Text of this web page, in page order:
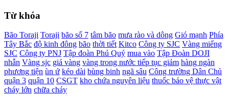
Từ khóa
Bão Toraji Toraji bão số 7 tâm bão mưa rào và dông Gió mạnh Phía
Tây Bắc độ kinh đông bão thời tiết Kitco Công ty SJC Vàng miếng
SJC Công ty PNJ Tập đoàn Phú Quý mua vào Tập Đoàn DOJI
nhẫn Vàng sjc giá vàng vàng trong nước tiếp tục giảm hàng ngàn
phương tiện ùn ứ kéo dài bùng binh ngã sâu Công trường Dân Chủ
quận 3 quận 10 CSGT kho chứa nguyên liệu thuốc bảo vệ thực vật
cháy lớn chữa cháy